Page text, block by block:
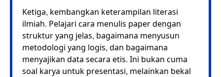
Ketiga, kembangkan keterampilan literasi
ilmiah. Pelajari cara menulis paper dengan
struktur yang jelas, bagaimana menyusun
metodologi yang logis, dan bagaimana
menyajikan data secara etis. Ini bukan cuma
soal karya untuk presentasi, melainkan bekal